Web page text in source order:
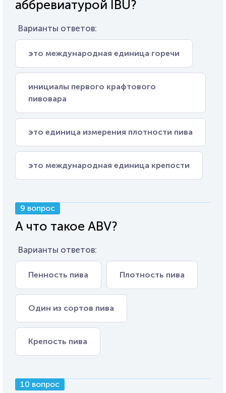
аббревиатурой IBU?
Варианты ответов:
это международная единица горечи
инициалы первого крафтового
пивовара
это единица измерения плотности пива
это международная единица крепости
9 вопрос
А что такое ABV?
Варианты ответов:
Пенность пива Плотность пива
Один из сортов пива
Крепость пива
10 вопрос